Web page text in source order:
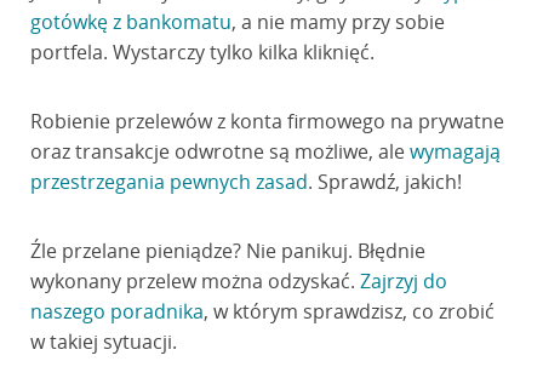
gotówkę z bankomatu, a nie mamy przy sobie
portfela. Wystarczy tylko kilka kliknięć.
Robienie przelewów z konta firmowego na prywatne
oraz transakcje odwrotne są możliwe, alewymagają
przestrzegania pewnych zasad. Sprawdź, jakich!
Źle przelane pieniądze? Nie panikuj. Błędnie
wykonany przelew można odzyskać. Zajrzyj do
naszego poradnika, w którym sprawdzisz, co zrobić
w takiej sytuacji.